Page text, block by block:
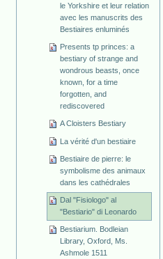
le Yorkshire et leur relation
avec les manuscrits des
Bestiaires enluminés
Presents tp princes: a
bestiary of strange and
wondrous beasts, once
known, for a time
forgotten, and
rediscovered
A Cloisters Bestiary
La vérité d'un bestiaire
Bestiaire de pierre: le
symbolisme des animaux
dans les cathédrales
Dal "Fisiologo" al
"Bestiario" di Leonardo
Bestiarium. Bodleian
Library, Oxford, Ms.
Ashmole 1511